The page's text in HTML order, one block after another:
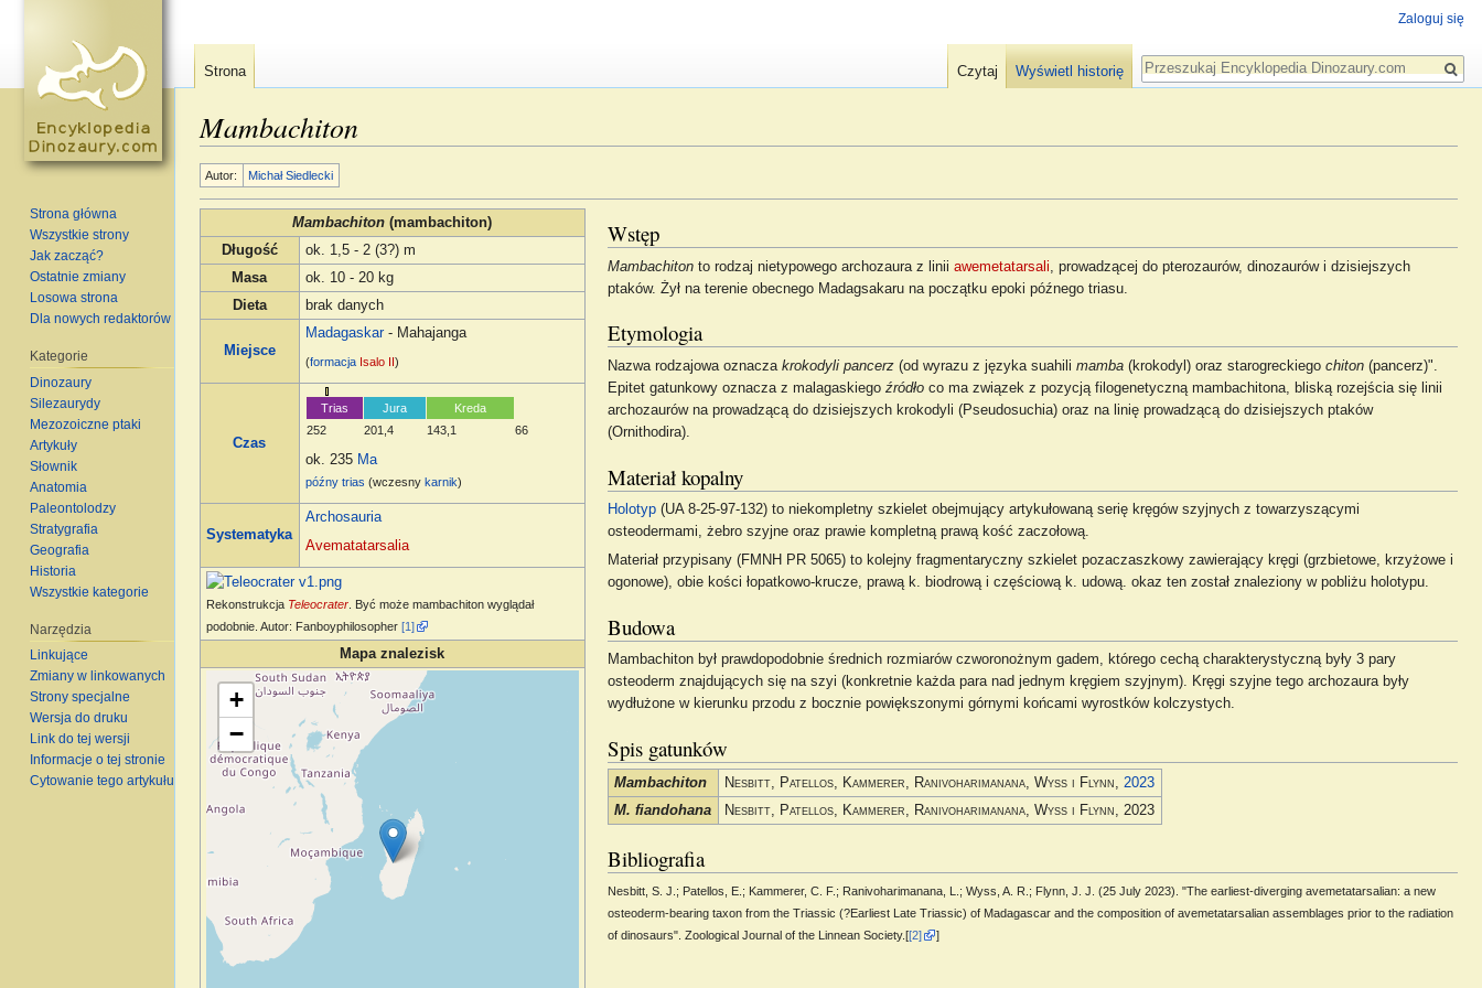
Mambachiton
Autor: Michał Siedlecki
Mambachiton (mambachiton)
Długość
ok. 1,5 - 2 (3?) m
Masa
ok. 10 - 20 kg
Dieta
brak danych
Miejsce
Madagaskar- Mahajanga
(formacja Isalo II)
Czas
Trias
252
Jura
201,4
Kreda
143,1
66
ok. 235 Ma
późny trias (wczesnykarnik)
Systematyka
Archosauria
Avematatarsalia
Rekonstrukcja Teleocrater . Być może mambachiton wyglądał
podobnie. Autor: Fanboyphilosopher[1]
Mapa znalezisk
Wczytywanie mapy…
+
−
Wstęp
Mambachitonto rodzaj nietypowego archozaura z linii awemetatarsali , prowadzącej do pterozaurów, dinozaurów i dzisiejszych
ptaków. Żył na terenie obecnego Madagsakaru na początku epoki późnego triasu.
Etymologia
Nazwa rodzajowa oznacza krokodyli pancerz(od wyrazu z języka suahili mamba(krokodyl) oraz starogreckiego chiton(pancerz)".
Epitet gatunkowy oznacza z malagaskiego źródłoco ma związek z pozycją filogenetyczną mambachitona, bliską rozejścia się linii
archozaurów na prowadzącą do dzisiejszych krokodyli (Pseudosuchia) oraz na linię prowadzącą do dzisiejszych ptaków
(Ornithodira).
Materiał kopalny
Holotyp(UA 8-25-97-132) to niekompletny szkielet obejmujący artykułowaną serię kręgów szyjnych z towarzyszącymi
osteodermami, żebro szyjne oraz prawie kompletną prawą kość zaczołową.
Materiał przypisany (FMNH PR 5065) to kolejny fragmentaryczny szkielet pozaczaszkowy zawierający kręgi (grzbietowe, krzyżowe i
ogonowe), obie kości łopatkowo-krucze, prawą k. biodrową i częściową k. udową. okaz ten został znaleziony w pobliżu holotypu.
Budowa
Mambachiton był prawdopodobnie średnich rozmiarów czworonożnym gadem, którego cechą charakterystyczną były 3 pary
osteoderm znajdujących się na szyi (konkretnie każda para nad jednym kręgiem szyjnym). Kręgi szyjne tego archozaura były
wydłużone w kierunku przodu z bocznie powiększonymi górnymi końcami wyrostków kolczystych.
Spis gatunków
Mambachiton Nesbitt, Patellos, Kammerer, Ranivoharimanana, Wyss i Flynn,2023
M. fiandohana
Nesbitt, Patellos, Kammerer, Ranivoharimanana, Wyss i Flynn, 2023
Bibliografia
Nesbitt, S. J.; Patellos, E.; Kammerer, C. F.; Ranivoharimanana, L.; Wyss, A. R.; Flynn, J. J. (25 July 2023). "The earliest-diverging avemetatarsalian: a new
osteoderm-bearing taxon from the Triassic (?Earliest Late Triassic) of Madagascar and the composition of avemetatarsalian assemblages prior to the radiation
of dinosaurs". Zoological Journal of the Linnean Society.[[2] ]
Zaloguj się
Strona Czytaj Wyświetl historię
Szukaj
Strona główna
Wszystkie strony
Jak zacząć?
Ostatnie zmiany
Losowa strona
Dla nowych redaktorów
Kategorie
Dinozaury
Silezaurydy
Mezozoiczne ptaki
Artykuły
Słownik
Anatomia
Paleontolodzy
Stratygrafia
Geografia
Historia
Wszystkie kategorie
Narzędzia
Linkujące
Zmiany w linkowanych
Strony specjalne
Wersja do druku
Link do tej wersji
Informacje o tej stronie
Cytowanie tego artykułu